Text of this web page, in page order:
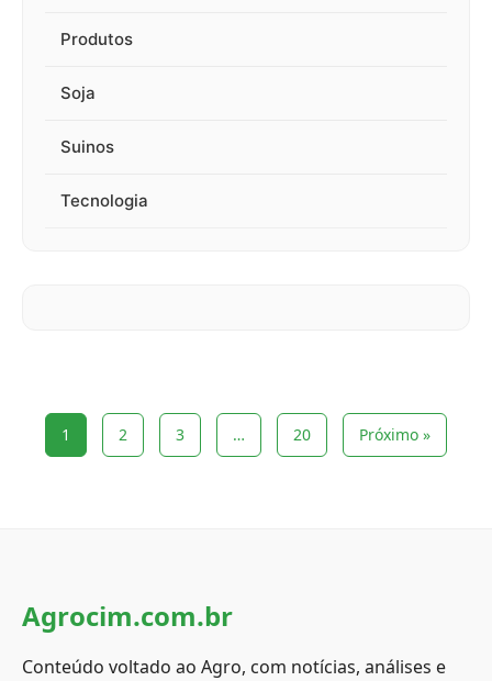
Produtos
Soja
Suinos
Tecnologia
1 2 3 … 20 Próximo »
Agrocim.com.br
Conteúdo voltado ao Agro, com notícias, análises e